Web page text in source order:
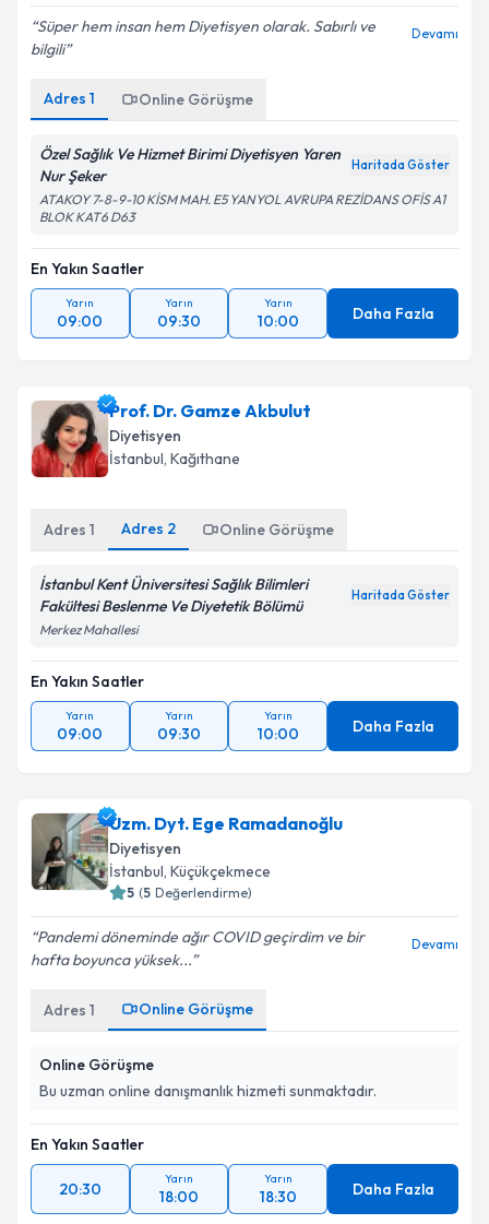
Süper hem insan hem Diyetisyen olarak. Sabırlı ve
bilgili
Devamı
Adres 1 Online Görüşme
Özel Sağlık Ve Hizmet Birimi Diyetisyen Yaren
Nur Şeker
Haritada Göster
ATAKOY 7-8-9-10 KİSM MAH. E5 YANYOL AVRUPA REZİDANS OFİS A1
BLOK KAT6 D63
En Yakın Saatler
Yarın
09:00
Yarın
09:30
Yarın
10:00 Daha Fazla
Prof. Dr. Gamze Akbulut
Diyetisyen
İstanbul, Kağıthane
Adres 1 Adres 2 Online Görüşme
İstanbul Kent Üniversitesi Sağlık Bilimleri
Fakültesi Beslenme Ve Diyetetik Bölümü
Haritada Göster
Merkez Mahallesi
En Yakın Saatler
Yarın
09:00
Yarın
09:30
Yarın
10:00 Daha Fazla
Uzm. Dyt. Ege Ramadanoğlu
Diyetisyen
İstanbul, Küçükçekmece
5 (5 Değerlendirme)
Pandemi döneminde ağır COVID geçirdim ve bir
hafta boyunca yüksek...
Devamı
Adres 1 Online Görüşme
Online Görüşme
Bu uzman online danışmanlık hizmeti sunmaktadır.
En Yakın Saatler
20:30
Yarın
18:00
Yarın
18:30 Daha Fazla